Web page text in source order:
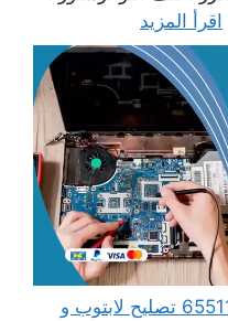
اقرأ المزيد
مهندس كمبيوتر الصليبية 65511033 تصليح لابتوب و